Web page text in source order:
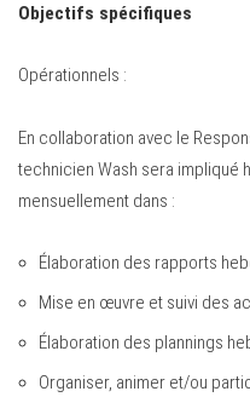
Objectifs spécifiques
Opérationnels :
En collaboration avec le
technicien Wash sera impliqué
mensuellement dans :
Élaboration des rapports
Mise en œuvre et suivi des
Élaboration des plannings
Organiser, animer et/ou